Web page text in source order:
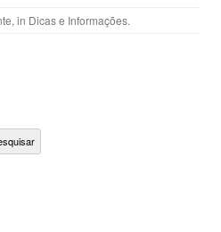
, in Dicas e Informações.